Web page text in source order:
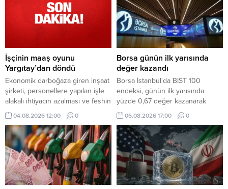
açıkladı.
işletmelere yönelik kapsamlı
eğitimler devam ediyor.
İşçinin maaş oyunu
Yargıtay’dan döndü
Ekonomik darboğaza giren inşaat
şirketi, personellere yapılan işle
alakalı ihtiyacın azalması ve feshin
son çare olması prensibi
ilkelerinden hareketle iş
sözleşmesini bu nedenle sona
erdirmek yerine ücrette indirime
gidilmesini teklif etti
04.08.2026 12:00 0
Borsa günün ilk yarısında
değer kazandı
Borsa İstanbul'da BIST 100
endeksi, günün ilk yarısında
yüzde 0,67 değer kazanarak
13.795,08 puana yükseldi.
06.08.2026 17:00 0